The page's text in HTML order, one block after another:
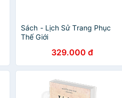
Sách - Lịch Sử Trang Phục
Thế Giới
329.000 đ